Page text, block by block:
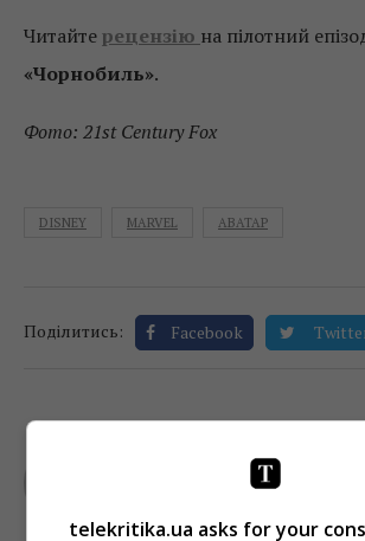
Читайтерецензію на пілотний
«Чорнобиль».
Фото: 21st Century Fox
DISNEY MARVEL АВАТАР
Поділитись: Facebook
telekritika.ua asks for your